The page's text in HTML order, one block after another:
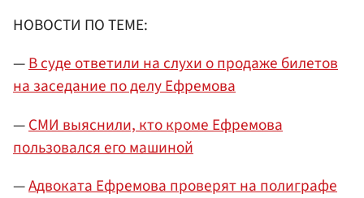
НОВОСТИ ПО ТЕМЕ:
—В суде ответили на слухи о продаже билетов
на заседание по делу Ефремова
—СМИ выяснили, кто кроме Ефремова
пользовался его машиной
—Адвоката Ефремова проверят на полиграфе